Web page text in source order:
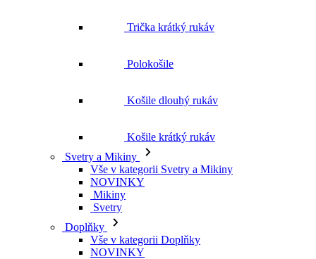
Trička krátký rukáv
Polokošile
Košile dlouhý rukáv
Košile krátký rukáv
Svetry a Mikiny
Vše v kategorii Svetry a Mikiny
NOVINKY
Mikiny
Svetry
Doplňky
Vše v kategorii Doplňky
NOVINKY